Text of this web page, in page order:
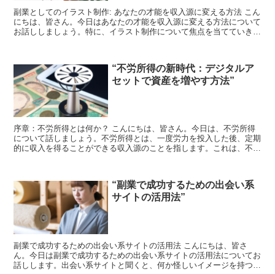
副業としてのイラスト制作: あなたの才能を収入源に変える方法 こん
にちは、皆さん。今日はあなたの才能を収入源に変える方法について
お話ししましょう。特に、イラスト制作について焦点を当てていきま
“不労所得の新時代：デジタルア
セットで資産を増やす方法”
序章：不労所得とは何か？ こんにちは、皆さん。今日は、不労所得
について話しましょう。不労所得とは、一度労力を投入した後、定期
的に収入を得ることができる収入源のことを指します。これは、不動
“副業で成功するための出会い系
サイトの活用法”
副業で成功するための出会い系サイトの活用法 こんにちは、皆さ
ん。今日は副業で成功するための出会い系サイトの活用法についてお
話しします。出会い系サイトと聞くと、何か怪しいイメージを持つ方